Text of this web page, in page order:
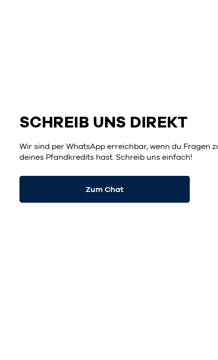
SCHREIB UNS DIREKT
Wir sind per WhatsApp erreichbar, wenn du Fragen
deines Pfandkredits hast. Schreib uns einfach!
Zum Chat